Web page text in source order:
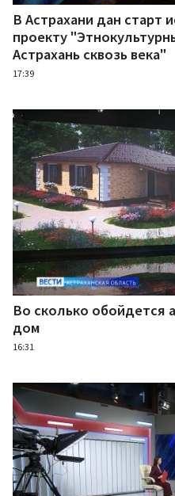
В Астрахани дан старт
проекту
Астрахань сквозь века"
17:39
Во сколько обойдется
дом
16:31